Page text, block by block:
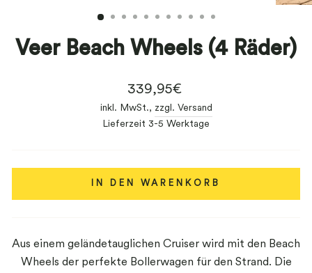
ESC)
Veer Beach Wheels (4 Räder)
Normaler
Preis
339,95€
inkl. MwSt., zzgl. Versand
Lieferzeit 3-5 Werktage
IN DEN WARENKORB
Aus einem geländetauglichen Cruiser wird mit den Beach
Wheels der perfekte Bollerwagen für den Strand. Die